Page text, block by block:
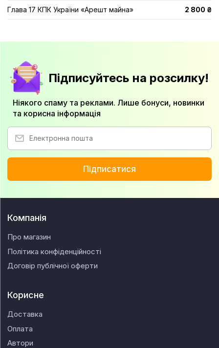
Глава 17 КПК України «Арешт майна» 2 800 ₴
Підписуйтесь на розсилку!
Ніякого спаму та реклами. Лише бонуси, новинки
та корисна інформація
Підписатися
Компанія
Про магазин
Політика конфіденційності
Договір публічної оферти
Корисне
Доставка
Оплата
Автори